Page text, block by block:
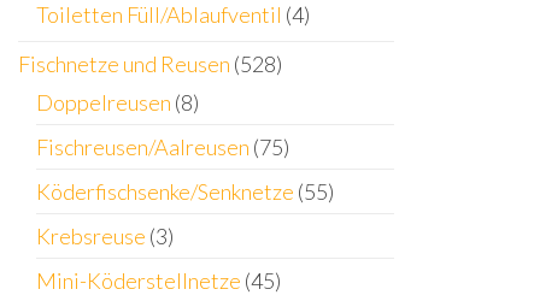
Toiletten Füll/Ablaufventil (4)
Fischnetze und Reusen (528)
Doppelreusen (8)
Fischreusen/Aalreusen (75)
Köderfischsenke/Senknetze (55)
Krebsreuse (3)
Mini-Köderstellnetze (45)